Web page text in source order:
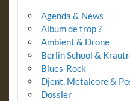
Agenda & News
Album de trop ?
Ambient & Drone
Berlin School &
Blues-Rock
Djent, Metalcore &
Dossier